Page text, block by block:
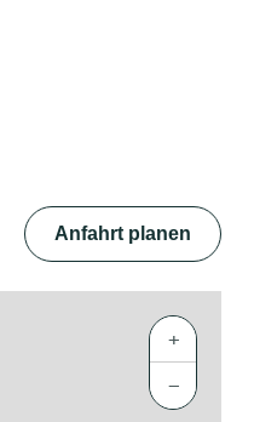
Anfahrt planen
+
−